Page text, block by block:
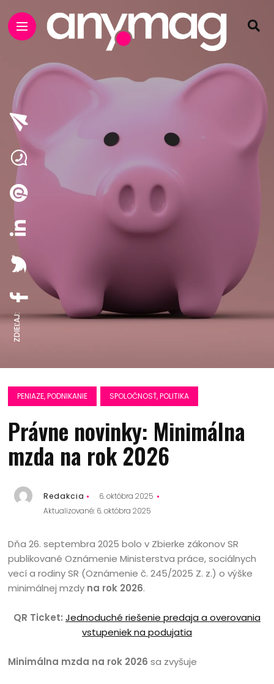
ZDIEĽAJ:
PENIAZE, PODNIKANIE SPOLOČNOSŤ, POLITIKA
Právne novinky: Minimálna
mzda na rok 2026
Redakcia
6. októbra 2025
Aktualizované: 6. októbra 2025
Dňa 26. septembra 2025 bolo v Zbierke zákonov SR
publikované Oznámenie Ministerstva práce, sociálnych
vecí a rodiny SR (Oznámenie č. 245/2025 Z. z.) o výške
minimálnej mzdy na rok 2026.
QR Ticket: Jednoduché riešenie predaja a overovania
vstupeniek na podujatia
Minimálna mzda na rok 2026 sa zvyšuje